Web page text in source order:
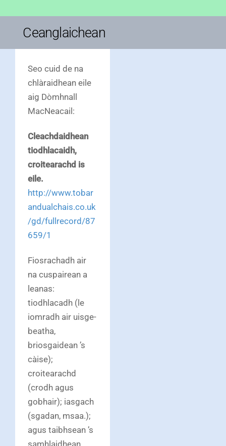
Ceanglaichean
Seo cuid de na
chlàraidhean eile
aig Dòmhnall
MacNeacail:
Cleachdaidhean
tiodhlacaidh,
croitearachd is
eile.
http://www.tobar
andualchais.co.uk
/gd/fullrecord/87
659/1
Fiosrachadh air
na cuspairean a
leanas:
tiodhlacadh (le
iomradh air uisge-
beatha,
briosgaidean ’s
càise);
croitearachd
(crodh agus
gobhair); iasgach
(sgadan, msaa.);
agus taibhsean ’s
samhlaidhean.